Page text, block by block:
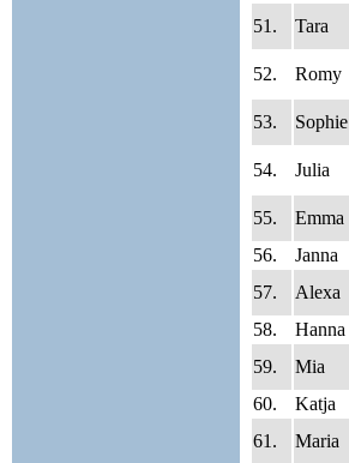
51.
Tara
52.
Romy
53.
Sophie
54.
Julia
55.
Emma
56.
Janna
57.
Alexa
58.
Hanna
59.
Mia
60.
Katja
61.
Maria